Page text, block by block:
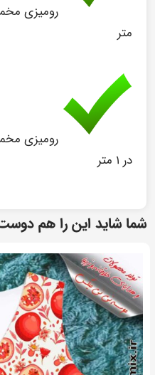
متر
در ۱ متر
شما شاید این را هم